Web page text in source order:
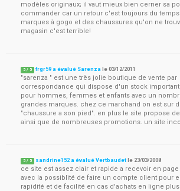
modèles originaux; il vaut mieux bien cerner sa
commander car un retour c'est toujours du
marques à gogo et des chaussures qu'on ne
magasin c'est terrible!
5 / 5 frgr59 a évalué Sarenza le03/12/2011
"sarenza " est une très jolie boutique de vente par
correspondance qui dispose d'un stock
pour hommes, femmes et enfants avec un
grandes marques. chez ce marchand on est sur
"chaussure a son pied". en plus le site propose
ainsi que de nombreuses promotions. un site
5 / 5 sandrine152 a évalué Vertbaudet le 23/03/2008
ce site est assez clair et rapide a recevoir en page
avec la possiblité de faire un compte client pour
rapidité et de facilité en cas d'achats en ligne